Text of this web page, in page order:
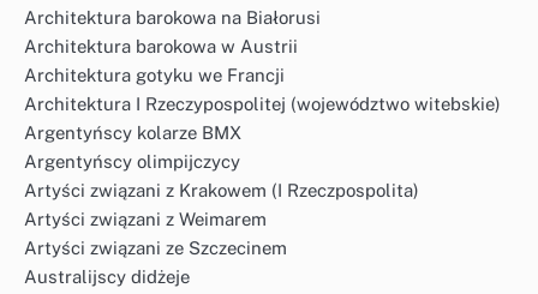
Architektura barokowa na Białorusi
Architektura barokowa w Austrii
Architektura gotyku we Francji
Architektura I Rzeczypospolitej (województwo witebskie)
Argentyńscy kolarze BMX
Argentyńscy olimpijczycy
Artyści związani z Krakowem (I Rzeczpospolita)
Artyści związani z Weimarem
Artyści związani ze Szczecinem
Australijscy didżeje